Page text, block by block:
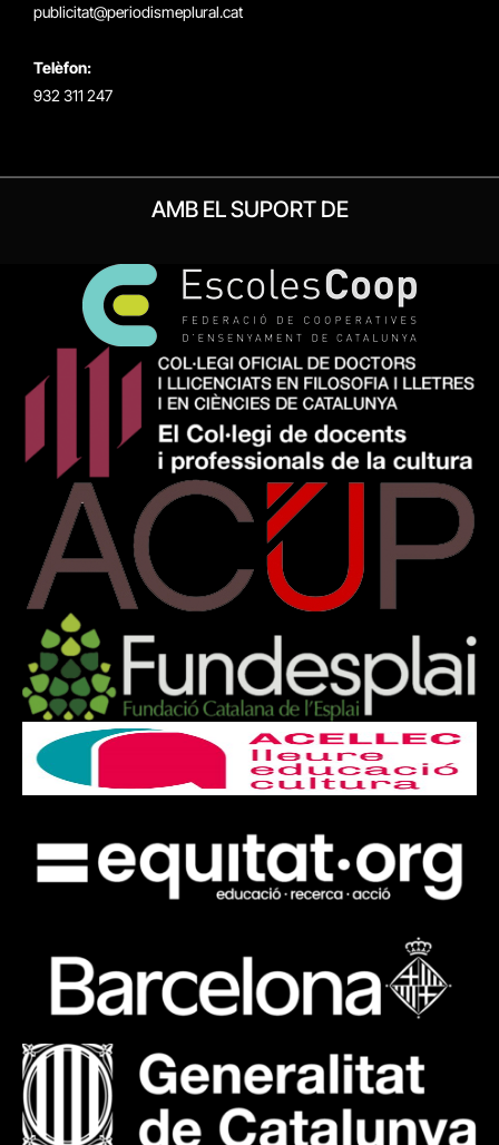
publicitat@periodismeplural.cat
Telèfon:
932 311 247
AMB EL SUPORT DE